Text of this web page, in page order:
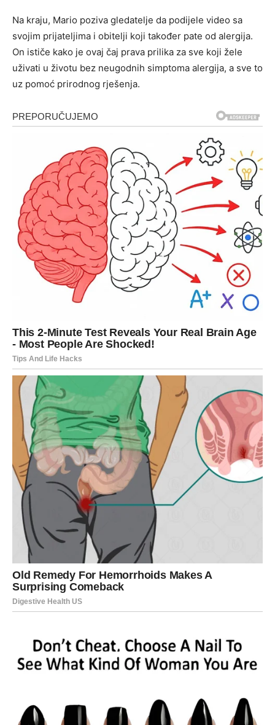
Na kraju, Mario poziva gledatelje da podijele video sa
svojim prijateljima i obitelji koji također pate od alergija.
On ističe kako je ovaj čaj prava prilika za sve koji žele
uživati u životu bez neugodnih simptoma alergija, a sve to
uz pomoć prirodnog rješenja.